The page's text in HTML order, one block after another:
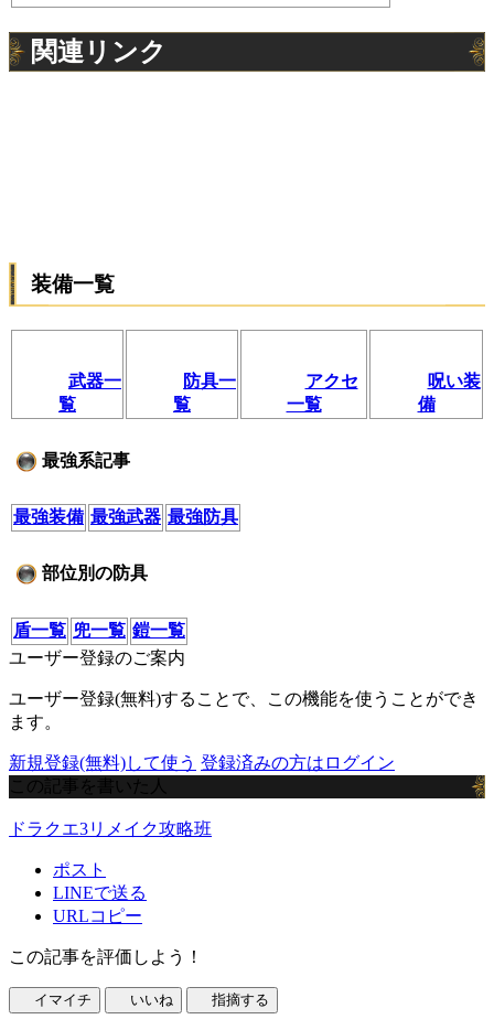
関連リンク
装備一覧
武器一
覧
防具一
覧
アクセ
一覧
呪い装
備
最強系記事
最強装備 最強武器 最強防具
部位別の防具
盾一覧 兜一覧 鎧一覧
ユーザー登録のご案内
ユーザー登録(無料)することで、この機能を使うことができ
ます。
新規登録(無料)して使う 登録済みの方はログイン
この記事を書いた人
ドラクエ3リメイク攻略班
ポスト
LINEで送る
URLコピー
この記事を評価しよう！
イマイチ いいね 指摘する